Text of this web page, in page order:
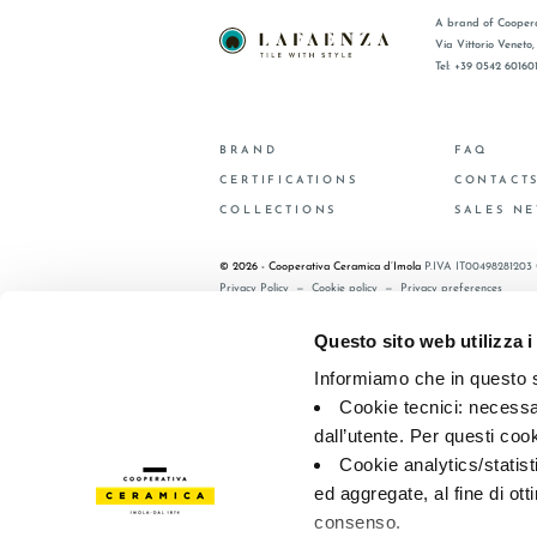
Questo sito web utilizza i
Informiamo che in questo
Cookie tecnici:
dall’utente. Per questi
Cookie analytics/
ed aggregate, al fine di
consenso.
A brand of
Via Vittorio
Tel: +39 0542 601601
BRAND
CERTIFICATIONS
COLLECTIONS
FAQ
SALES
© 2026 - Cooperativa Ceramica d’Imola P.IVA
Privacy Policy —Cookie policy — Privacy preferences